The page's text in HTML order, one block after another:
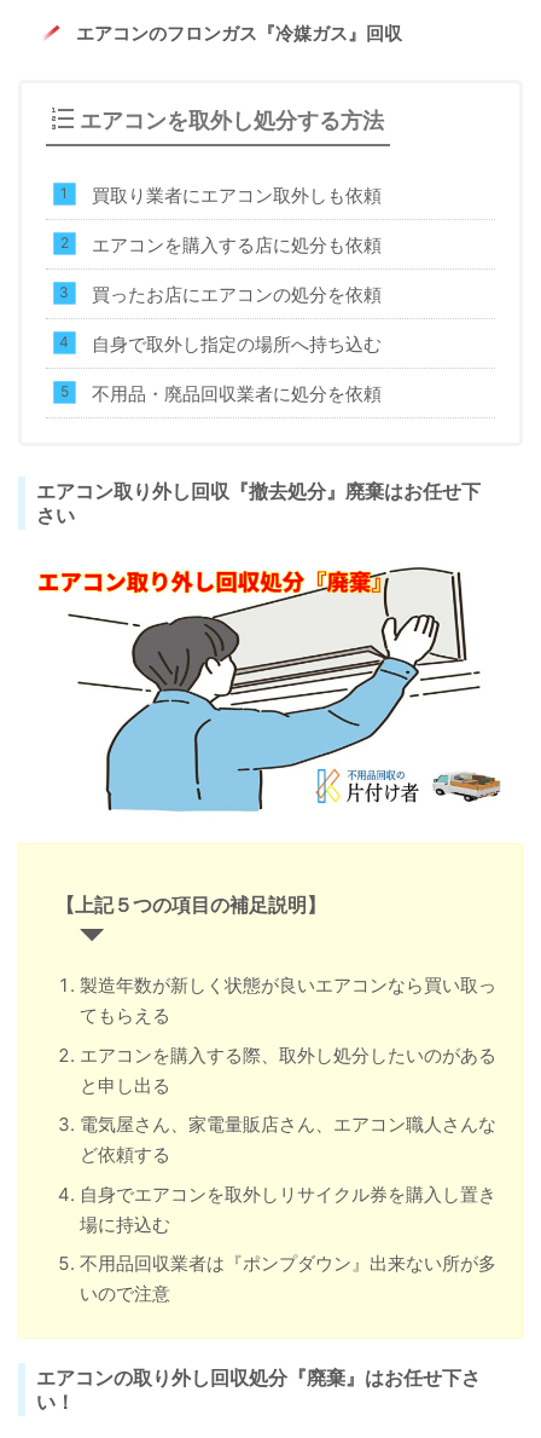
エアコンのフロンガス『冷媒ガス』回収
エアコンを取外し処分する方法
買取り業者にエアコン取外しも依頼
エアコンを購入する店に処分も依頼
買ったお店にエアコンの処分を依頼
自身で取外し指定の場所へ持ち込む
不用品・廃品回収業者に処分を依頼
エアコン取り外し回収『撤去処分』廃棄はお任せ下
さい
【上記５つの項目の補足説明】
製造年数が新しく状態が良いエアコンなら買い取っ
てもらえる
エアコンを購入する際、取外し処分したいのがある
と申し出る
電気屋さん、家電量販店さん、エアコン職人さんな
ど依頼する
自身でエアコンを取外しリサイクル券を購入し置き
場に持込む
不用品回収業者は『ポンプダウン』出来ない所が多
いので注意
エアコンの取り外し回収処分『廃棄』はお任せ下さ
い！